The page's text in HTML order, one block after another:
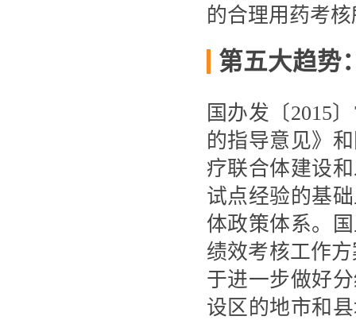
的合理用药考
第五大趋势
国办发〔2015
的指导意见》
疗联合体建设
试点经验的基
体政策体系。
绩效考核工作
于进一步做好
设区的地市和